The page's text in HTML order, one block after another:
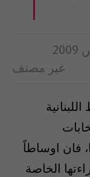
غير مصنف
فان اوساطاً
الخاصة